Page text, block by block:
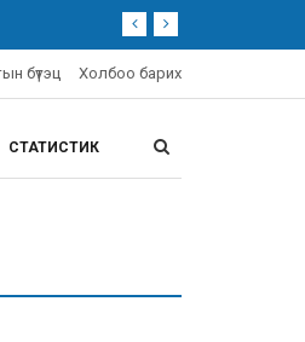
бүтэц Холбоо барих
СТАТИСТИК